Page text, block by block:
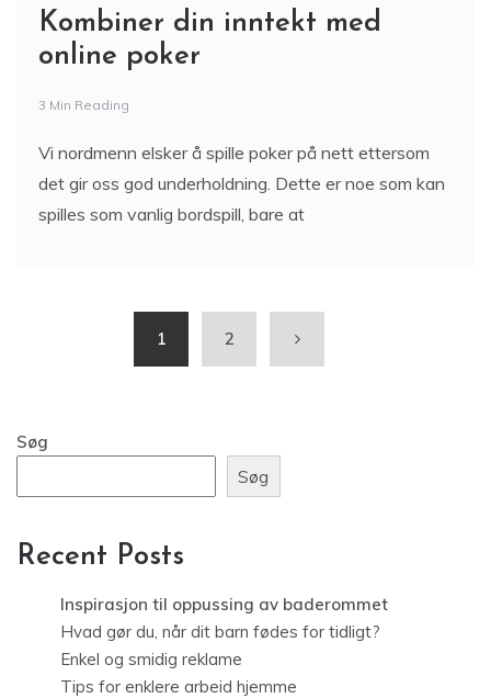
Kombiner din inntekt med
online poker
3 Min Reading
Vi nordmenn elsker å spille poker på nett ettersom
det gir oss god underholdning. Dette er noe som kan
spilles som vanlig bordspill, bare at
1 2
Søg
Søg
Recent Posts
Inspirasjon til oppussing av baderommet
Hvad gør du, når dit barn fødes for tidligt?
Enkel og smidig reklame
Tips for enklere arbeid hjemme